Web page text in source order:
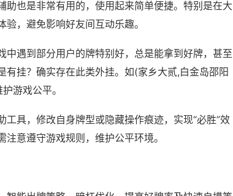
助也是非常有用的，使用起来简单便捷。特别是在大
，避免影响好友间互动乐趣。
遇到部分用户的牌特别好，总是能拿到好牌，甚至
挂？确实存在此类外挂。如(家乡大贰,白金岛邵阳
游戏公平。
具，修改自身牌型或隐藏操作痕迹，实现“必胜”效
意遵守游戏规则，维护公平环境。